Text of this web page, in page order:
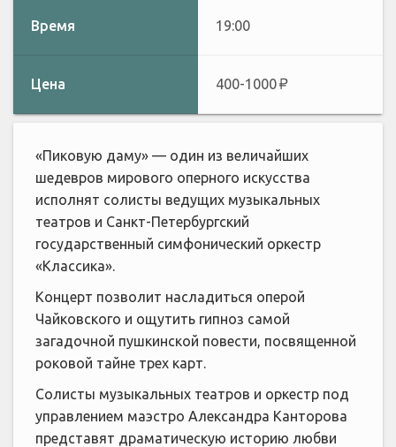
Время 19:00
Цена 400-1000
«Пиковую даму» — один из величайших
шедевров мирового оперного искусства
исполнят солисты ведущих музыкальных
театров и Санкт-Петербургский
государственный симфонический оркестр
«Классика».
Концерт позволит насладиться оперой
Чайковского и ощутить гипноз самой
загадочной пушкинской повести, посвященной
роковой тайне трех карт.
Солисты музыкальных театров и оркестр под
управлением маэстро Александра Канторова
представят драматическую историю любви